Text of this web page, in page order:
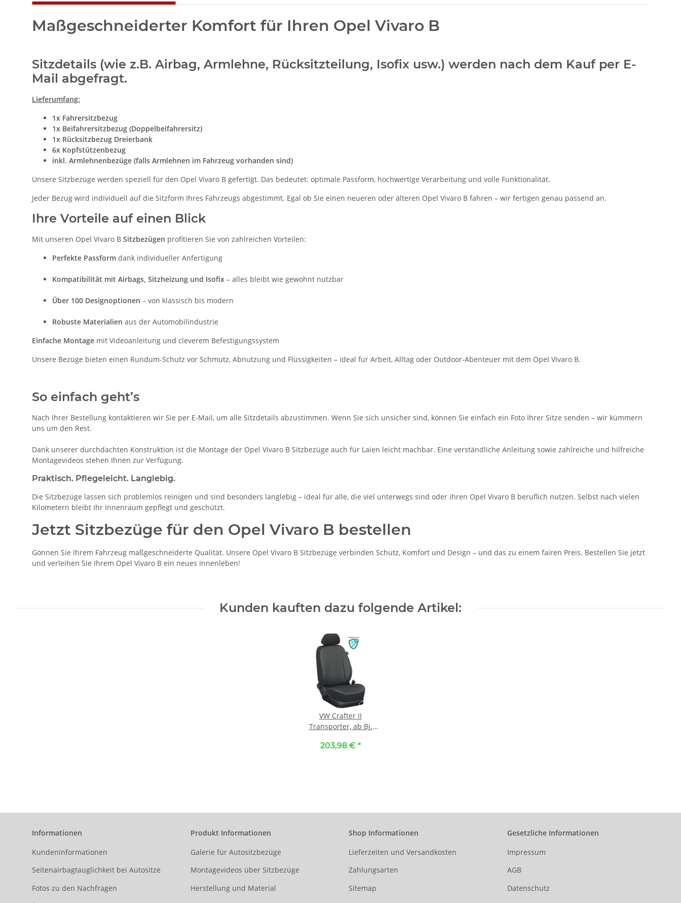
Maßgeschneiderter Komfort für Ihren Opel Vivaro B
Sitzdetails (wie z.B. Airbag, Armlehne, Rücksitzteilung, Isofix usw.) werden nach dem Kauf per E-
Mail abgefragt.
Lieferumfang:
1x Fahrersitzbezug
1x Beifahrersitzbezug (Doppelbeifahrersitz)
1x Rücksitzbezug Dreierbank
6x Kopfstützenbezug
inkl. Armlehnenbezüge (falls Armlehnen im Fahrzeug vorhanden sind)
Unsere Sitzbezüge werden speziell für den Opel Vivaro B gefertigt. Das bedeutet: optimale Passform, hochwertige Verarbeitung und volle Funktionalität.
Jeder Bezug wird individuell auf die Sitzform Ihres Fahrzeugs abgestimmt. Egal ob Sie einen neueren oder älteren Opel Vivaro B fahren – wir fertigen genau passend an.
Ihre Vorteile auf einen Blick
Mit unseren Opel Vivaro B Sitzbezügen profitieren Sie von zahlreichen Vorteilen:
Perfekte Passform dank individueller Anfertigung
Kompatibilität mit Airbags, Sitzheizung und Isofix – alles bleibt wie gewohnt nutzbar
Über 100 Designoptionen – von klassisch bis modern
Robuste Materialien aus der Automobilindustrie
Einfache Montage mit Videoanleitung und cleverem Befestigungssystem
Unsere Bezüge bieten einen Rundum-Schutz vor Schmutz, Abnutzung und Flüssigkeiten – ideal für Arbeit, Alltag oder Outdoor-Abenteuer mit dem Opel Vivaro B.
So einfach geht’s
Nach Ihrer Bestellung kontaktieren wir Sie per E-Mail, um alle Sitzdetails abzustimmen. Wenn Sie sich unsicher sind, können Sie einfach ein Foto Ihrer Sitze senden – wir kümmern
uns um den Rest.
Dank unserer durchdachten Konstruktion ist die Montage der Opel Vivaro B Sitzbezüge auch für Laien leicht machbar. Eine verständliche Anleitung sowie zahlreiche und hilfreiche
Montagevideos stehen Ihnen zur Verfügung.
Praktisch. Pflegeleicht. Langlebig.
Die Sitzbezüge lassen sich problemlos reinigen und sind besonders langlebig – ideal für alle, die viel unterwegs sind oder ihren Opel Vivaro B beruflich nutzen. Selbst nach vielen
Kilometern bleibt Ihr Innenraum gepflegt und geschützt.
Jetzt Sitzbezüge für den Opel Vivaro B bestellen
Gönnen Sie Ihrem Fahrzeug maßgeschneiderte Qualität. Unsere Opel Vivaro B Sitzbezüge verbinden Schutz, Komfort und Design – und das zu einem fairen Preis. Bestellen Sie jetzt
und verleihen Sie Ihrem Opel Vivaro B ein neues Innenleben!
Kunden kauften dazu folgende Artikel:
VW Crafter II
Transporter, ab Bj.
Maßangefertigte
schwarz
203,98 € *
Informationen
Kundeninformationen
Seitenairbagtauglichkeit bei Autositze
Fotos zu den Nachfragen
Produkt Informationen
Galerie für Autositzbezüge
Montagevideos über Sitzbezüge
Herstellung und Material
Shop Informationen
Lieferzeiten und Versandkosten
Zahlungsarten
Sitemap
Gesetzliche Informationen
Impressum
AGB
Datenschutz